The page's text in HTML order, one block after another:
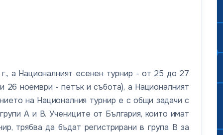
а Националният есенен турнир - от 25 до 27
ноември - петък и събота), а Националният
на Националния турнир е с общи задачи с
A и B. Учениците от България, които имат
трябва да бъдат регистрирани в група B за